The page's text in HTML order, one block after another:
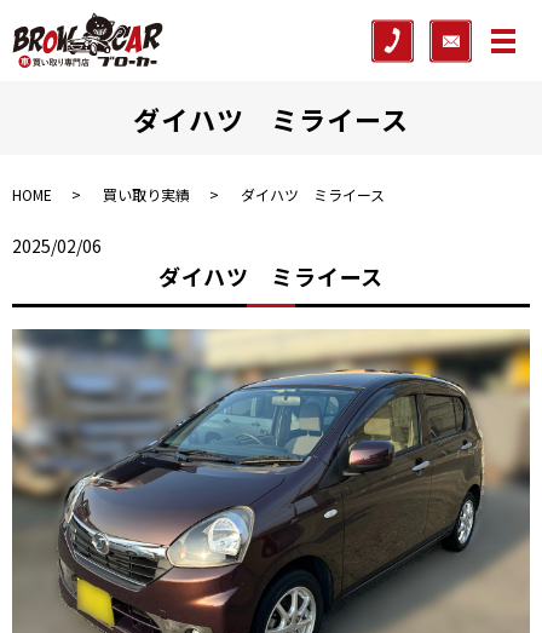
メ
ダイハツ ミライース
HOME 買い取り実績 ダイハツ ミライース
2025/02/06
ダイハツ ミライース